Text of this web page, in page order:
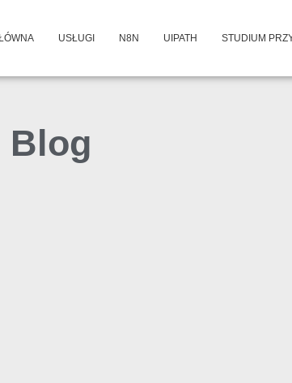
USŁUGI N8N UIPATH STUDIUM
Blog